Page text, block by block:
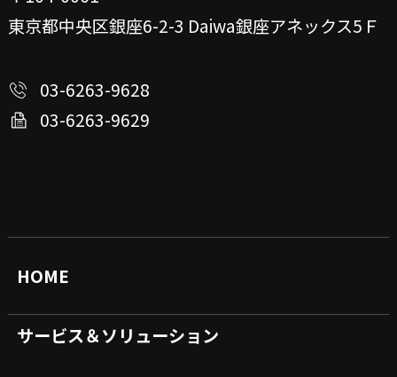
東京都中央区銀座6-2-3 Daiwa銀座アネックス5Ｆ
03-6263-9628
03-6263-9629
HOME
サービス＆ソリューション